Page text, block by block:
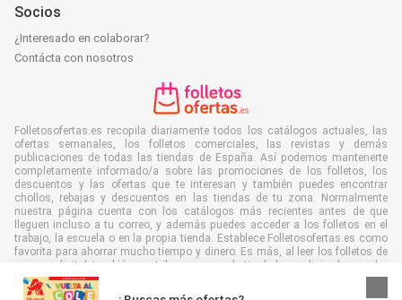
Socios
¿Interesado en colaborar?
Contácta con nosotros
Folletosofertas.es recopila diariamente todos los catálogos actuales, las
ofertas semanales, los folletos comerciales, las revistas y demás
publicaciones de todas las tiendas de España. Así podemos mantenerte
completamente informado/a sobre las promociones de los folletos, los
descuentos y las ofertas que te interesan y también puedes encontrar
chollos, rebajas y descuentos en las tiendas de tu zona. Normalmente
nuestra página cuenta con los catálogos más recientes antes de que
lleguen incluso a tu correo, y además puedes acceder a los folletos en el
trabajo, la escuela o en la propia tienda. Establece Folletosofertas.es como
favorita para ahorrar mucho tiempo y dinero. Es más, al leer los folletos de
manera digital también contribuyes a combatir el desperdicio de papel y
ayudar al medioambiente.